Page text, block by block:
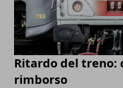
Ritardo del treno:
rimborso